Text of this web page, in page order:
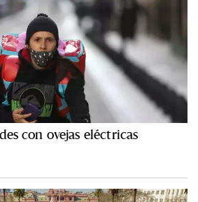
con ovejas eléctricas